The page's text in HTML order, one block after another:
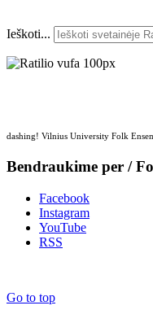
Ieškoti...
dashing! Vilnius University Folk
Bendraukime per /
Facebook
Instagram
YouTube
RSS
Go to top